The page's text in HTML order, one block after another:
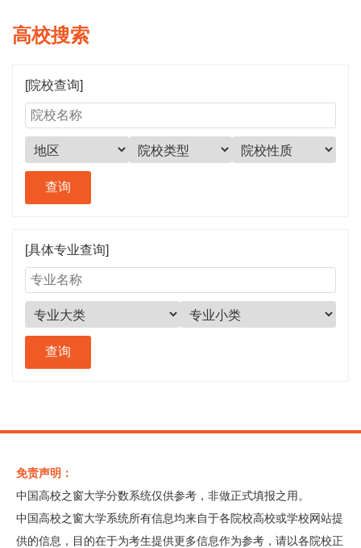
高校搜索
[院校查询]
[具体专业查询]
免责声明：
中国高校之窗大学分数系统仅供参考，非做正式填报之用。
中国高校之窗大学系统所有信息均来自于各院校高校或学校网站提
供的信息，目的在于为考生提供更多信息作为参考，请以各院校正